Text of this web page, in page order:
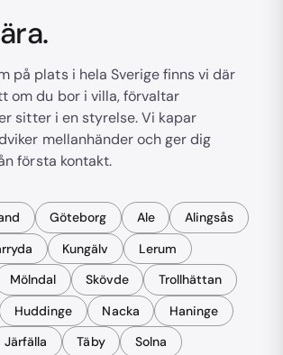
på plats i hela Sverige finns vi där
om du bor i villa, förvaltar
sitter i en styrelse. Vi kapar
mellanhänder och ger dig
första kontakt.
Göteborg Ale
Alingsås
Kungälv
Lerum
Mölndal Skövde
Trollhättan
Huddinge Nacka
Haninge
Järfälla Täby
Solna